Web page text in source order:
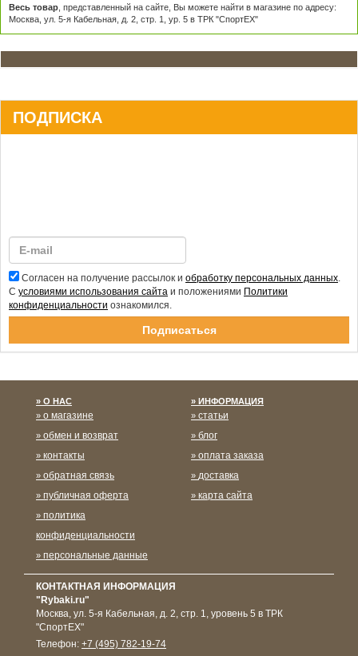
Весь товар , представленный на сайте, Вы можете найти в магазине по адресу:
Москва, ул. 5-я Кабельная, д. 2, стр. 1, ур. 5 в ТРК "СпортЕХ"
ПОДПИСКА
Согласен на получение рассылок и обработку персональных данных
С условиями использования сайта и положениями Политики
конфиденциальности ознакомился.
Спасибо за подписку!
О НАС
о магазине
обмен и возврат
контакты
обратная связь
публичная оферта
политика
конфиденциальности
персональные данные
ИНФОРМАЦИЯ
статьи
блог
оплата заказа
доставка
карта сайта
КОНТАКТНАЯ ИНФОРМАЦИЯ
"Rybaki.ru"
Москва, ул. 5-я Кабельная, д. 2, стр. 1, уровень 5 в ТРК
"СпортЕХ"
Телефон: +7 (495) 782-19-74